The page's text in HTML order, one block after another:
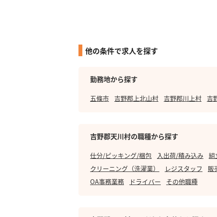
他の条件で求人を探す
勤務地から探す
五條市 吉野郡上北山村 吉野郡川上村 吉
吉野郡天川村の職種から探す
仕分/ピッキング/梱包 入出荷/積み込み 組
クリーニング（洗濯業）
レジスタッフ
販
OA事務業務
ドライバー その他職種